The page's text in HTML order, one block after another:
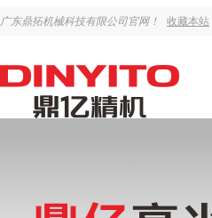
广东鼎拓机械科技有限公司官网！ 收藏本站